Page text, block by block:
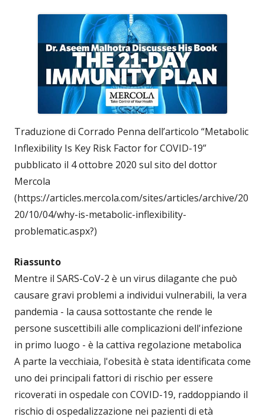
Traduzione di Corrado Penna dell’articolo “Metabolic
Inflexibility Is Key Risk Factor for COVID-19”
pubblicato il 4 ottobre 2020 sul sito del dottor
Mercola
(https://articles.mercola.com/sites/articles/archive/20
20/10/04/why-is-metabolic-inflexibility-
problematic.aspx?)
Riassunto
Mentre il SARS-CoV-2 è un virus dilagante che può
causare gravi problemi a individui vulnerabili, la vera
pandemia - la causa sottostante che rende le
persone suscettibili alle complicazioni dell'infezione
in primo luogo - è la cattiva regolazione metabolica
A parte la vecchiaia, l'obesità è stata identificata come
uno dei principali fattori di rischio per essere
ricoverati in ospedale con COVID-19, raddoppiando il
rischio di ospedalizzazione nei pazienti di età